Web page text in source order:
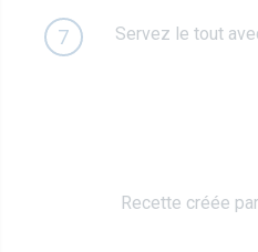
7 Servez le tout
Recette créée par